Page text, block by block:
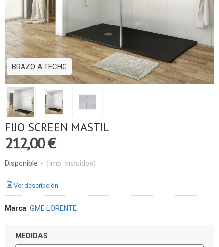
BRAZO A TECHO
FIJO SCREEN MASTIL
212,00 €
Disponible - (Imp. Incluidos)
Ver descripción
Marca: GME LORENTE
MEDIDAS